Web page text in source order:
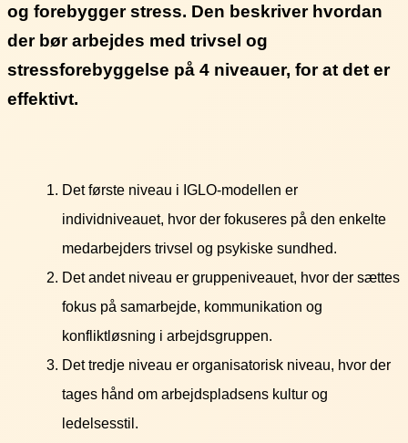
og forebygger stress. Den beskriver hvordan
der bør arbejdes med trivsel og
stressforebyggelse på 4 niveauer, for at det er
effektivt.
Det første niveau i IGLO-modellen er
individniveauet, hvor der fokuseres på den enkelte
medarbejders trivsel og psykiske sundhed.
Det andet niveau er gruppeniveauet, hvor der sættes
fokus på samarbejde, kommunikation og
konfliktløsning i arbejdsgruppen.
Det tredje niveau er organisatorisk niveau, hvor der
tages hånd om arbejdspladsens kultur og
ledelsesstil.